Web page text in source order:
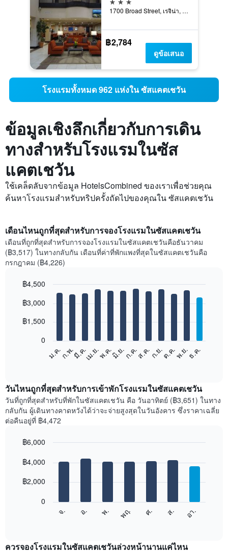
1700 Broad Street, เรจิน่า, SK, แคนาดา
฿2,784
ดูข้อเสนอ
โรงแรมทั้งหมด 962 แห่งใน ซัสแคตเชวัน
ข้อมูลเชิงลึกเกี่ยวกับการเดิน
ทางสำหรับโรงแรมในซัส
แคตเชวัน
ใช้เคล็ดลับจากข้อมูล HotelsCombined ของเราเพื่อช่วยคุณ
ค้นหาโรงแรมสำหรับทริปครั้งถัดไปของคุณใน ซัสแคตเชวัน
เดือนไหนถูกที่สุดสำหรับการจองโรงแรมในซัสแคตเชวัน
เดือนที่ถูกที่สุดสำหรับการจองโรงแรมในซัสแคตเชวันคือธันวาคม
(฿3,517) ในทางกลับกัน เดือนที่ค่าที่พักแพงที่สุดในซัสแคตเชวันคือ
กรกฎาคม (฿4,226)
chart
12
bars.
แสดง
ราคา
เฉลี่ย
ของ
ห้อง
ใน
เดือน
เดือน
แผนภูมิ
graphic.
ม.ค.ก.พ.มี.ค.เม.ย.พ.ค.มิ.ย.ก.ค.ส.ค.ก.ย.ต.ค.พ.ย.ธ.ค.
0
฿1,500
฿3,000
฿4,500
วันไหนถูกที่สุดสำหรับการเข้าพักโรงแรมในซัสแคตเชวัน
วันที่ถูกที่สุดสำหรับที่พักในซัสแคตเชวัน คือ วันอาทิตย์ (฿3,651) ในทาง
กลับกัน ผู้เดินทางคาดหวังได้ว่าจะจ่ายสูงสุดในวันอังคาร ซึ่งราคาเฉลี่ย
ต่อคืนอยู่ที่ ฿4,472
chart
bars.
แผนภูมิ
แสดง
graphic.
จ. อ. พ. พฤ. ศ. ส. อา.
0
฿2,000
฿4,000
฿6,000
ควรจองโรงแรมในซัสแคตเชวันล่วงหน้านานแค่ไหน